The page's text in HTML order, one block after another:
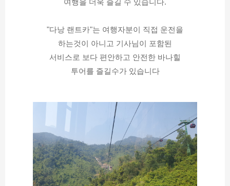
여행을 더욱 즐길 수 있습니다.
"다낭 랜트카"는 여행자분이 직접 운전을
하는것이 아니고 기사님이 포함된
서비스로 보다 편안하고 안전한 바나힐
투어를 즐길수가 있습니다